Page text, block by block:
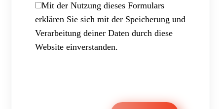
Mit der Nutzung dieses Formulars
erklären Sie sich mit der Speicherung und
Verarbeitung deiner Daten durch diese
Website einverstanden.